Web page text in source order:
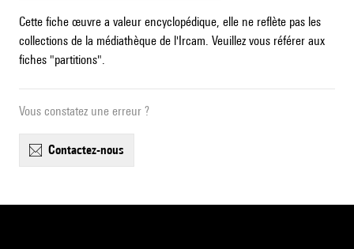
Cette fiche œuvre a valeur encyclopédique, elle ne reflète pas les
collections de la médiathèque de l'Ircam. Veuillez vous référer aux
fiches "partitions".
Vous constatez une erreur ?
contactez-nous